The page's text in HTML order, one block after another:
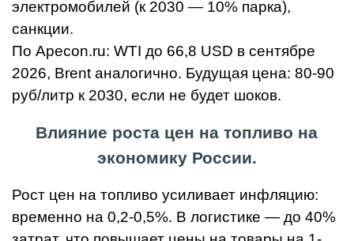
электромобилей (к 2030 — 10% парка),
санкции.
По Apecon.ru: WTI до 66,8 USD в сентябре
2026, Brent аналогично. Будущая цена: 80-90
руб/литр к 2030, если не будет шоков.
Влияние роста цен на топливо на
экономику России.
Рост цен на топливо усиливает инфляцию:
временно на 0,2-0,5%. В логистике — до 40%